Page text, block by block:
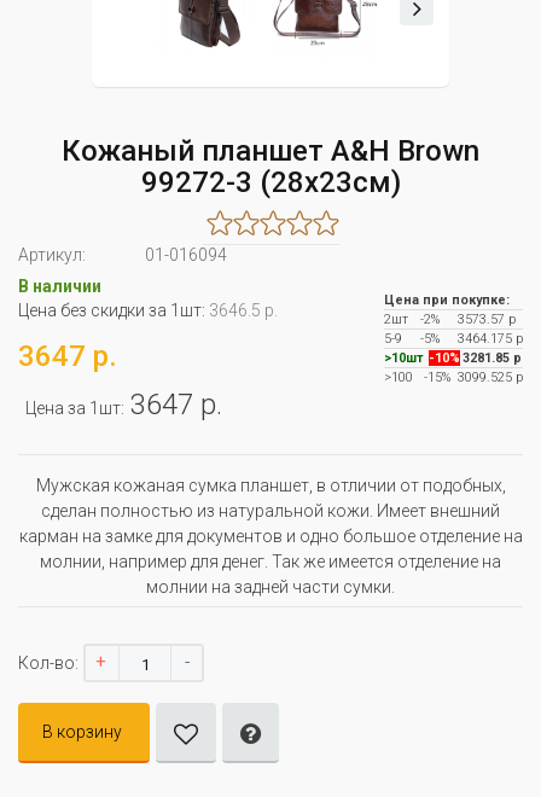
Кожаный планшет A&H Brown
99272-3 (28x23см)
Артикул:
01-016094
В наличии
Цена без скидки за 1шт: 3646.5 р.
3647 р.
Цена за 1шт: 3647 р.
Цена при покупке:
2шт
-2%
3573.57 р
5-9
-5%
3464.175 р
>10шт -10% 3281.85 р
>100
-15% 3099.525 р
Мужская кожаная сумка планшет, в отличии от подобных,
сделан полностью из натуральной кожи. Имеет внешний
карман на замке для документов и одно большое отделение на
молнии, например для денег. Так же имеется отделение на
молнии на задней части сумки.
Кол-во: + -
В корзину